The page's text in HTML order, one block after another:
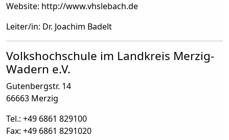
Website: http://www.vhslebach.de
Leiter/in: Dr. Joachim Badelt
Volkshochschule im Landkreis Merzig-
Wadern e.V.
Gutenbergstr. 14
66663 Merzig
Tel.: +49 6861 829100
Fax: +49 6861 8291020